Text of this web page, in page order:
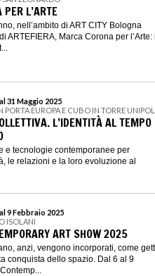
L’ARTE
nell’ambito di ART CITY Bologna
ARTEFIERA, Marca Corona per l’Arte:
31 Maggio 2025
PORTA EUROPA E CUBO IN TORRE UNIPOL
L’IDENTITÀ AL TEMPO
e tecnologie contemporanee per
le relazioni e la loro evoluzione al
9 Febbraio 2025
ISOLANI
ART SHOW 2025
anzi, vengono incorporati, come
conquista dello spazio. Dal 6 al 9